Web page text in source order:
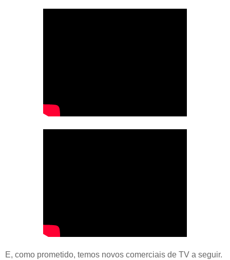
E, como prometido, temos novos comerciais de TV a seguir.